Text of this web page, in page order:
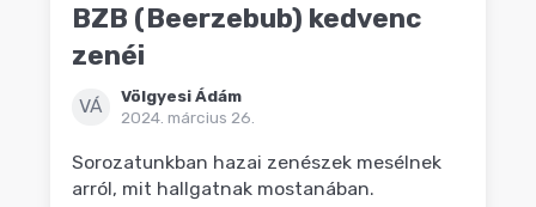
BZB (Beerzebub) kedvenc
zenéi
VÁ
Völgyesi Ádám
2024. március 26.
Sorozatunkban hazai zenészek mesélnek
arról, mit hallgatnak mostanában.